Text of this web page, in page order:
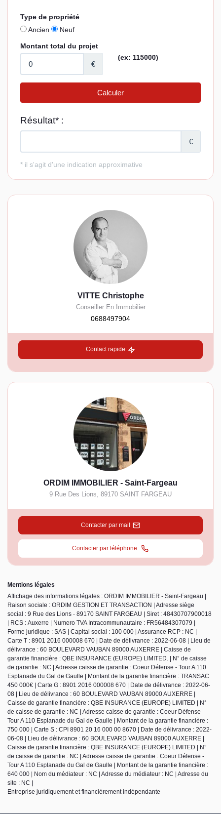
VITTE Christophe
Conseiller En Immobilier
0688497904
Contact rapide
ORDIM IMMOBILIER - Saint-Fargeau
9 Rue Des Lions 89170 SAINT FARGEAU
Contacter par mail
Contacter par téléphone
Mentions légales
Affichage des informations légales : ORDIM IMMOBILIER - Saint-Fargeau |
Raison sociale : ORDIM GESTION ET TRANSACTION | Adresse siège
social : 9 Rue des Lions - 89170 SAINT FARGEAU | Siret : 48430707900018
| RCS : Auxerre | Numero TVA Intracommunautaire : FR56484307079 |
Forme juridique : SAS | Capital social : 100 000 | Assurance RCP : NC |
Carte T : 8901 2016 000008 670 | Date de délivrance : 2022-06-08 | Lieu de
délivrance : 60 BOULEVARD VAUBAN 89000 AUXERRE | Caisse de
garantie financière : QBE INSURANCE (EUROPE) LIMITED. | N° de caisse
de garantie : NC | Adresse caisse de garantie : Coeur Défense - Tour A 110
Esplanade du Gal de Gaulle | Montant de la garantie financière : TRANSAC
450 000€ | Carte G : 8901 2016 000008 670 | Date de délivrance : 2022-06-
08 | Lieu de délivrance : 60 BOULEVARD VAUBAN 89000 AUXERRE |
Caisse de garantie financière : QBE INSURANCE (EUROPE) LIMITED | N°
de caisse de garantie : NC | Adresse caisse de garantie : Coeur Défense -
Tour A 110 Esplanade du Gal de Gaulle | Montant de la garantie financière :
750 000 | Carte S : CPI 8901 20 16 000 00 8670 | Date de délivrance : 2022-
06-08 | Lieu de délivrance : 60 BOULEVARD VAUBAN 89000 AUXERRE |
Caisse de garantie financière : QBE INSURANCE (EUROPE) LIMITED | N°
de caisse de garantie : NC | Adresse caisse de garantie : Coeur Défense -
Tour A 110 Esplanade du Gal de Gaulle | Montant de la garantie financière :
640 000 | Nom du médiateur : NC | Adresse du médiateur : NC | Adresse du
site : NC |
Entreprise juridiquement et financièrement indépendante